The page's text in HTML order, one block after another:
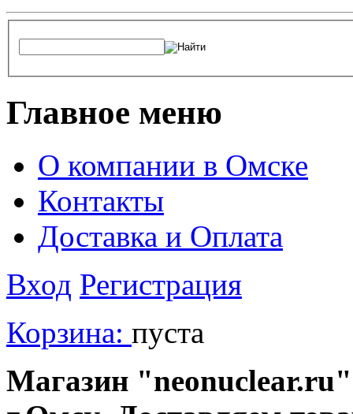
Главное меню
О компании в Омске
Контакты
Доставка и Оплата
Вход Регистрация
Корзина: пуста
Магазин